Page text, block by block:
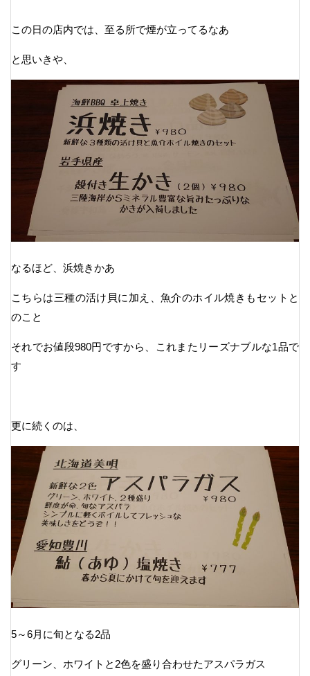
この日の店内では、至る所で煙が立ってるなあ
と思いきや、
なるほど、浜焼きかあ
こちらは三種の活け貝に加え、魚介のホイル焼きもセットと
のこと
それでお値段980円ですから、これまたリーズナブルな1品で
す
更に続くのは、
5～6月に旬となる2品
グリーン、ホワイトと2色を盛り合わせたアスパラガス